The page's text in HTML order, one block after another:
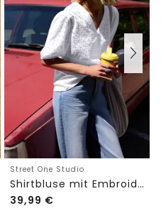
Street One Studio
Shirtbluse mit Embroidery-Front
39,99 €